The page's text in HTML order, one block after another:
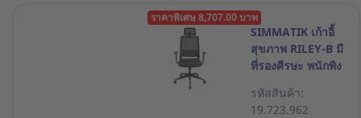
ราคาพิเศษ 8,707.00 บาท
SIMMATIK เก้าอี้
สุขภาพ RILEY-B มี
ที่รองศีรษะ พนักพิง
SUPPORT สีดำ
รหัสสินค้า:
19.723.962